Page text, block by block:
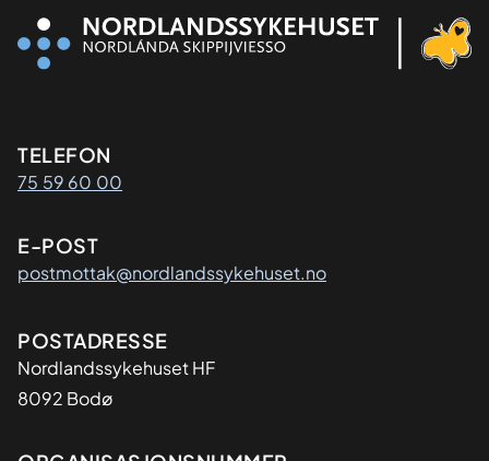
Kontaktinformasjon
TELEFON
75 59 60 00
E-POST
postmottak@nordlandssykehuset.no
Adresse
POSTADRESSE
Nordlandssykehuset HF
8092 Bodø